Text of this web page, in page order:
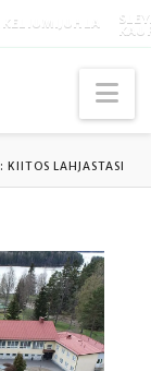
KIITOS LAHJASTASI